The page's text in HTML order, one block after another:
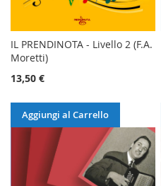
IL PRENDINOTA - Livello 2 (F.A.
Moretti)
13,50 €
Aggiungi al Carrello